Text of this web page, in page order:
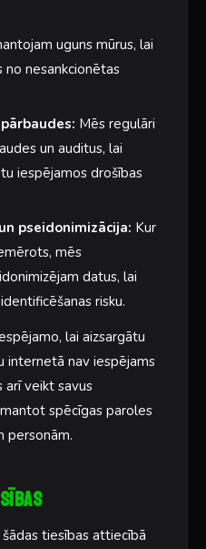
uguns mūrus, lai
no nesankcionētas
Mēs regulāri
un auditus, lai
iespējamos drošības
pseidonimizācija: Kur
mēs
datus, lai
risku.
lai aizsargātu
internetā nav iespējams
arī veikt savus
spēcīgas paroles
personām.
tiesības attiecībā